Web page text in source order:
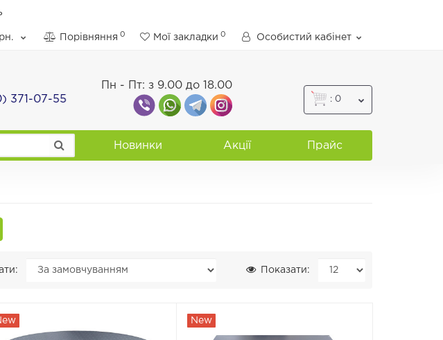
Порівняння 0 Мої закладки 0 Особистий кабінет
371-07-55
Пн - Пт: з 9.00 до 18.00
: 0
Новинки Акції Прайс
Показати:
New